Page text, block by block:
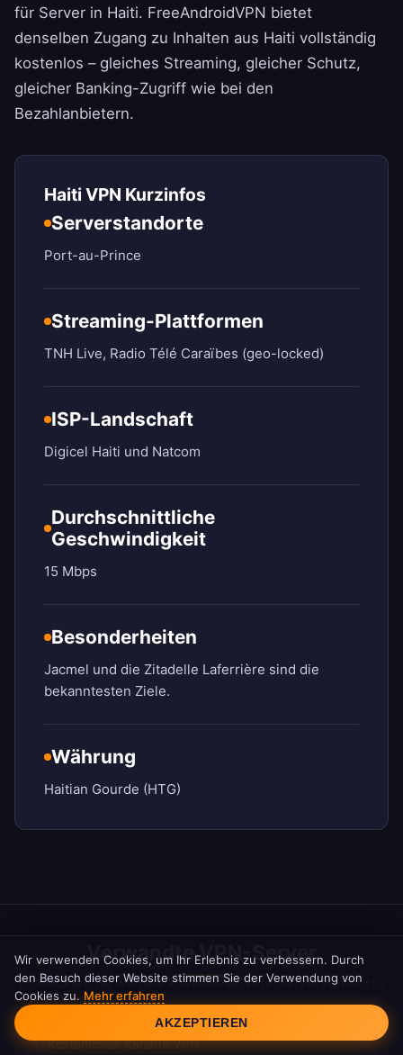
für Server in Haiti. FreeAndroidVPN bietet
denselben Zugang zu Inhalten aus Haiti vollständig
kostenlos – gleiches Streaming, gleicher Schutz,
gleicher Banking-Zugriff wie bei den
Bezahlanbietern.
Haiti VPN Kurzinfos
Serverstandorte
Port-au-Prince
Streaming-Plattformen
TNH Live, Radio Télé Caraïbes (geo-locked)
ISP-Landschaft
Digicel Haiti und Natcom
Durchschnittliche
Geschwindigkeit
15 Mbps
Besonderheiten
Jacmel und die Zitadelle Laferrière sind die
bekanntesten Ziele.
Währung
Haitian Gourde (HTG)
Verwandte VPN-Server
Entdecken Sie weitere kostenlose VPN-Serverstandorte
Kostenloses Kanada VPN
Cookie-Einwilligung
Wir verwenden Cookies, um Ihr Erlebnis zu verbessern. Durch
den Besuch dieser Website stimmen Sie der Verwendung von
Cookies zu. Mehr erfahren
AKZEPTIEREN